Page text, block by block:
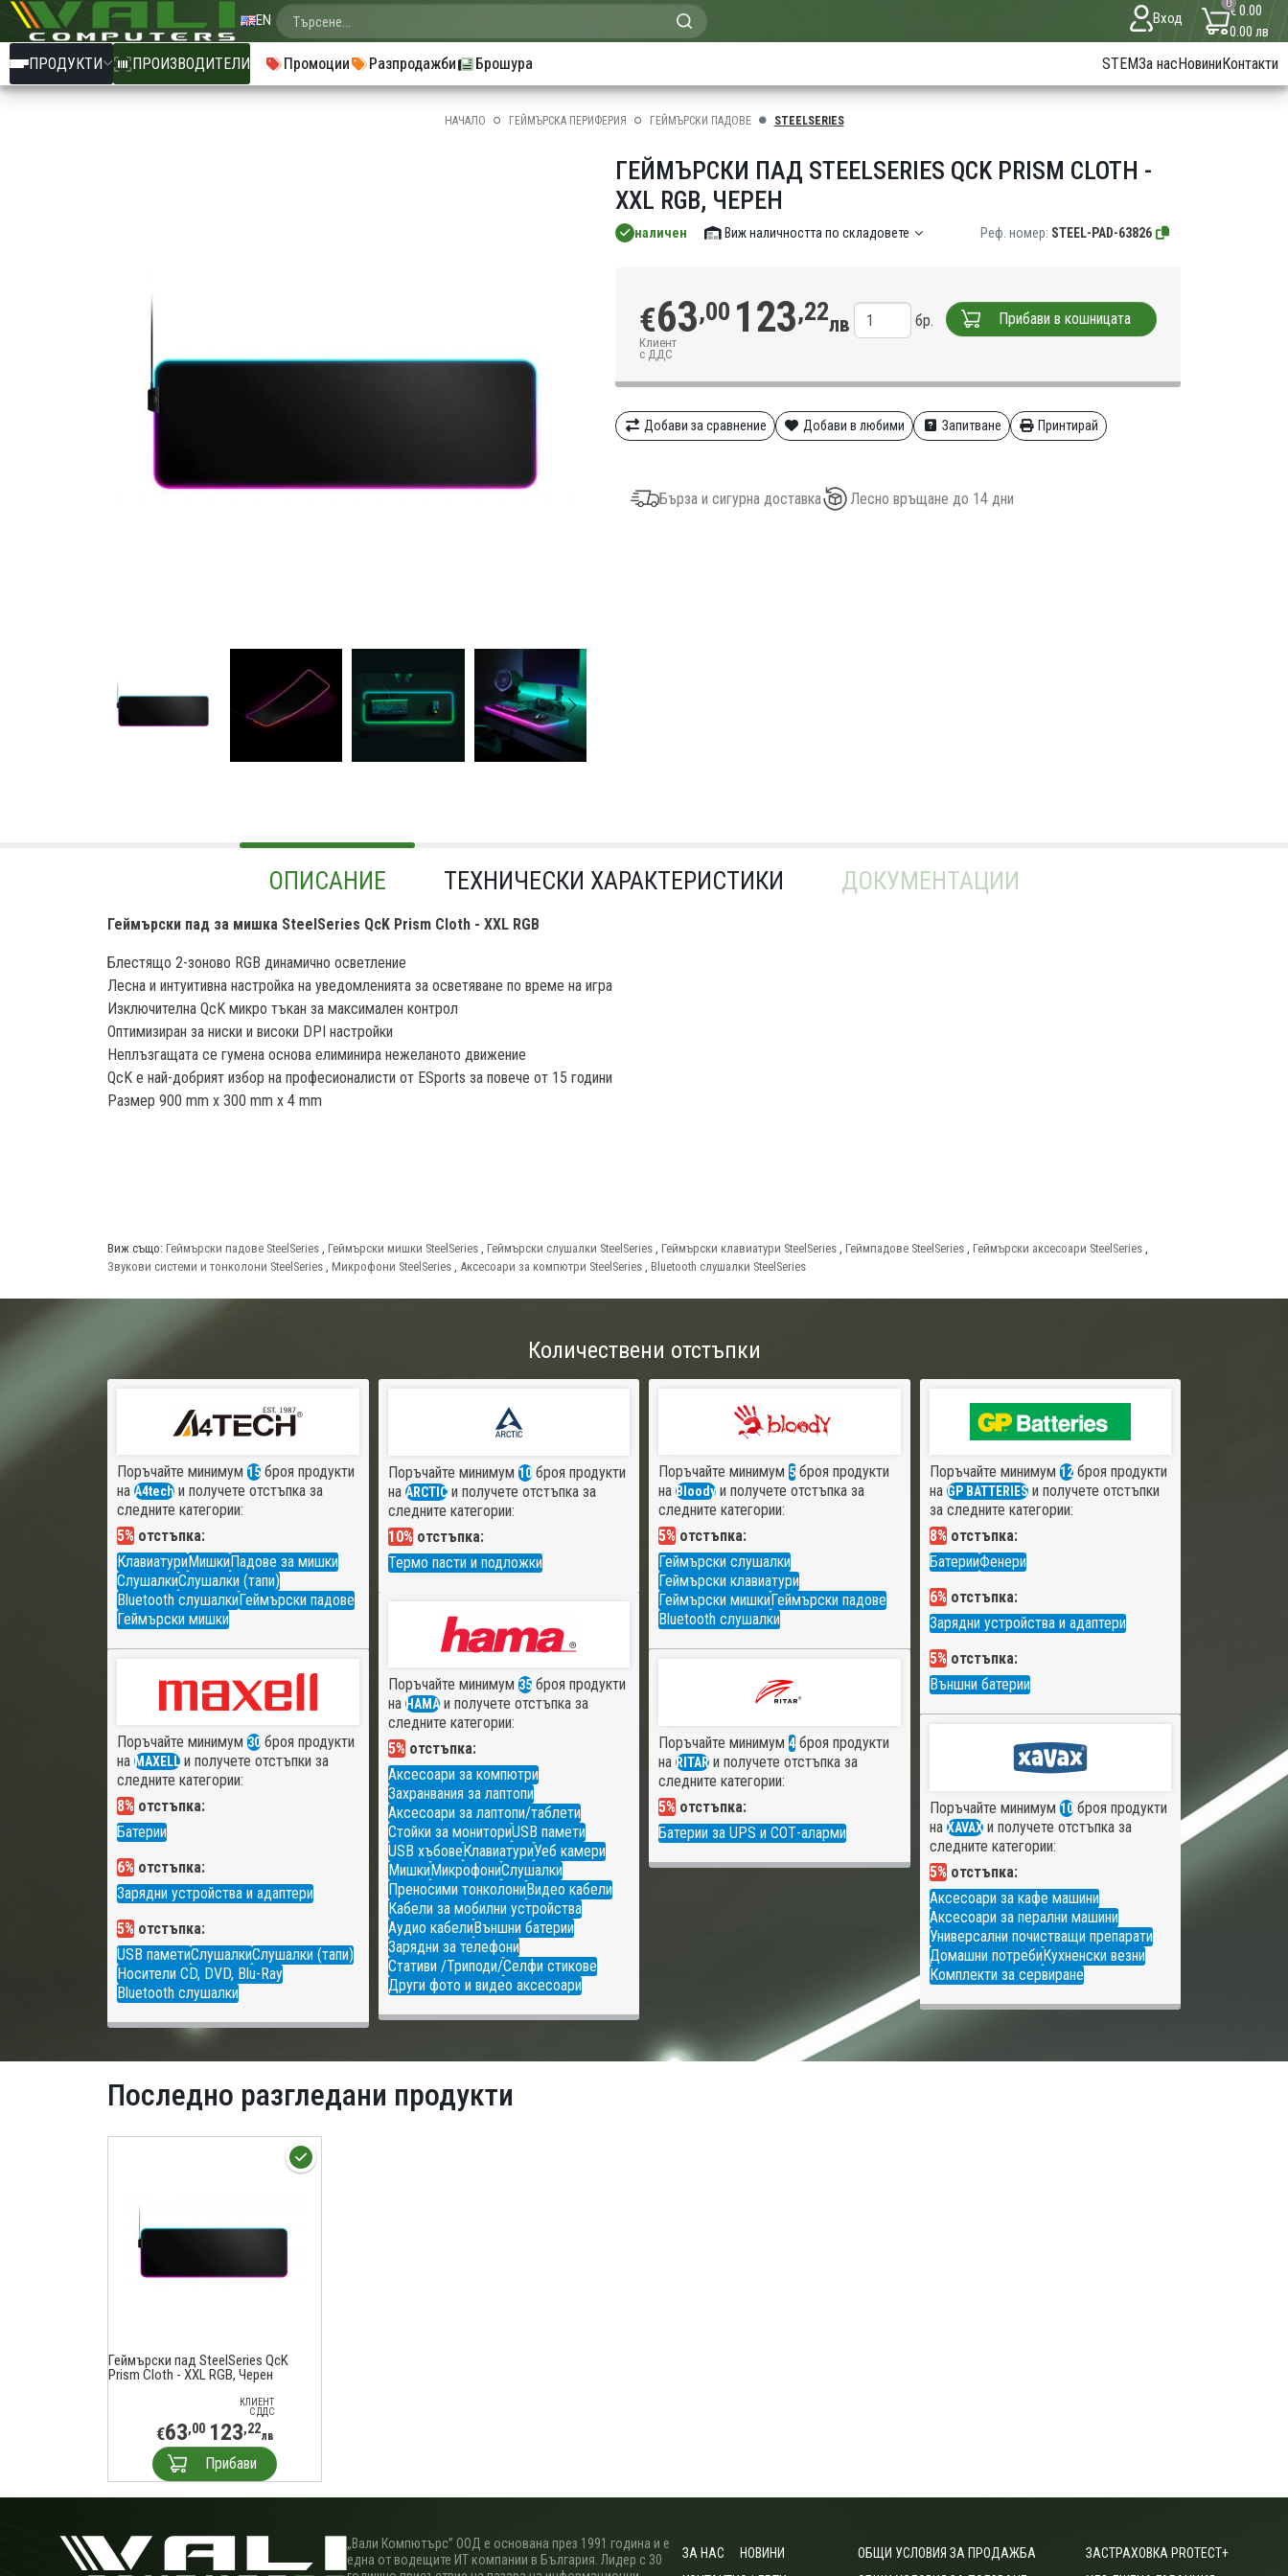
EN Вход
0€ 0.00
0.00 лв
ПРОДУКТИ ПРОИЗВОДИТЕЛИ Промоции Разпродажби Брошура STEMЗа насНовиниКонтакти
НАЧАЛО ГЕЙМЪРСКА ПЕРИФЕРИЯ ГЕЙМЪРСКИ ПАДОВЕ STEELSERIES
ГЕЙМЪРСКИ ПАД STEELSERIES QCK PRISM CLOTH -
XXL RGB, ЧЕРЕН
наличен Виж наличността по складовете Реф. номер: STEEL-PAD-63826
€63,00 123,22лв
Клиент
с ДДС
бр. Прибави в кошницата
Добави за сравнение Добави в любими Запитване Принтирай
Бърза и сигурна доставка Лесно връщане до 14 дни
ОПИСАНИЕ ТЕХНИЧЕСКИ ХАРАКТЕРИСТИКИ ДОКУМЕНТАЦИИ
Геймърски пад за мишка SteelSeries QcK Prism Cloth - XXL RGB
Блестящо 2-зоново RGB динамично осветление
Лесна и интуитивна настройка на уведомленията за осветяване по време на игра
Изключителна QcK микро тъкан за максимален контрол
Оптимизиран за ниски и високи DPI настройки
Неплъзгащата се гумена основа елиминира нежеланото движение
QcK е най-добрият избор на професионалисти от ESports за повече от 15 години
Размер 900 mm x 300 mm x 4 mm
Виж също: Геймърски падове SteelSeries Геймърски мишки SteelSeries Геймърски слушалки SteelSeries Геймърски клавиатури SteelSeries Геймпадове SteelSeries Геймърски аксесоари SteelSeries
Звукови системи и тонколони SteelSeries
Микрофони SteelSeries Аксесоари за компютри SteelSeries Bluetooth слушалки SteelSeries
Количествени отстъпки
Поръчайте минимум 15 броя продукти
на A4tech и получете отстъпка за
следните категории:
5% отстъпка:
КлавиатуриМишкиПадове за мишки
СлушалкиСлушалки (тапи)
Bluetooth слушалкиГеймърски падове
Геймърски мишки
Поръчайте минимум 10броя продукти
на ARCTICи получете отстъпка за
следните категории:
10% отстъпка:
Термо пасти и подложки
Поръчайте минимум 5 броя продукти
на Bloody и получете отстъпка за
следните категории:
5% отстъпка:
Геймърски слушалки
Геймърски клавиатури
Геймърски мишкиГеймърски падове
Bluetooth слушалки
Поръчайте минимум 12броя продукти
на GP BATTERIESи получете отстъпки
за следните категории:
8% отстъпка:
БатерииФенери
6% отстъпка:
Зарядни устройства и адаптери
5% отстъпка:
Външни батерии
Поръчайте минимум 35броя продукти
на HAMAи получете отстъпка за
следните категории:
5% отстъпка:
Аксесоари за компютри
Захранвания за лаптопи
Аксесоари за лаптопи/таблети
Стойки за мониториUSB памети
USB хъбовеКлавиатуриУеб камери
МишкиМикрофониСлушалки
Преносими тонколониВидео кабели
Кабели за мобилни устройства
Аудио кабелиВъншни батерии
Зарядни за телефони
Стативи /Триподи/Селфи стикове
Други фото и видео аксесоари
Поръчайте минимум 30 броя продукти
на MAXELL и получете отстъпки за
следните категории:
8% отстъпка:
Батерии
6% отстъпка:
Зарядни устройства и адаптери
5% отстъпка:
USB паметиСлушалкиСлушалки (тапи)
Носители CD, DVD, Blu-Ray
Bluetooth слушалки
Поръчайте минимум 4 броя продукти
на RITAR и получете отстъпка за
следните категории:
5% отстъпка:
Батерии за UPS и СОТ-аларми
Поръчайте минимум 10броя продукти
на XAVAXи получете отстъпка за
следните категории:
5% отстъпка:
Аксесоари за кафе машини
Аксесоари за перални машини
Универсални почистващи препарати
Домашни потребиКухненски везни
Комплекти за сервиране
Последно разгледани продукти
Геймърски пад SteelSeries QcK
Prism Cloth - XXL RGB, Черен
КЛИЕНТ
С ДДС
€63,00 123,22лв
Прибави
„Вали Компютърс” ООД е основана през 1991 година и е
една от водещите ИТ компании в България. Лидер с 30
ЗА НАС
НОВИНИ
ОБЩИ УСЛОВИЯ ЗА ПРОДАЖБА
ЗАСТРАХОВКА PROTECT+